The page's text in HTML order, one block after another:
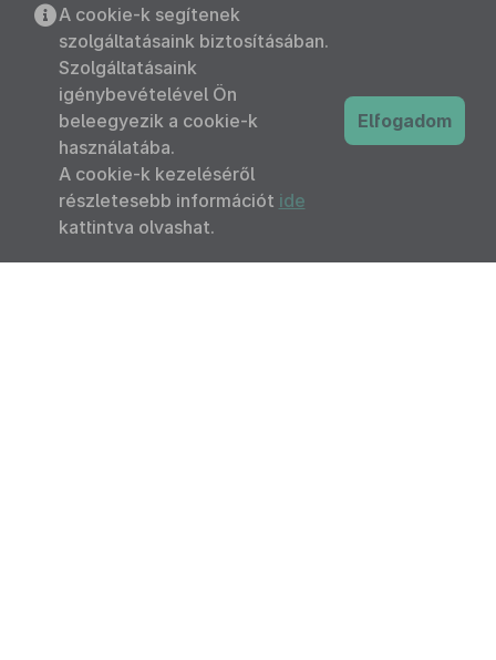
A cookie-k segítenek
szolgáltatásaink biztosításában.
Szolgáltatásaink
igénybevételével Ön
beleegyezik a cookie-k
használatába.
A cookie-k kezeléséről
részletesebb információt ide
kattintva olvashat.
Elfogadom